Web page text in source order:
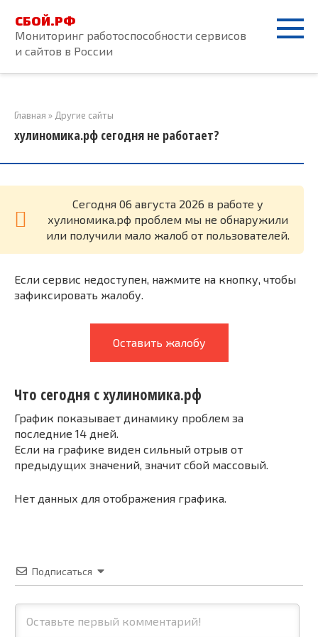
контенту
СБОЙ.РФ
Мониторинг работоспособности сервисов
и сайтов в России
Главная » Другие сайты
хулиномика.рф сегодня не работает?
Cегодня 06 августа 2026 в работе у
хулиномика.рф проблем мы не обнаружили
или получили мало жалоб от пользователей.
Если сервис недоступен, нажмите на кнопку, чтобы
зафиксировать жалобу.
Оставить жалобу
Что сегодня с хулиномика.рф
График показывает динамику проблем за
последние 14 дней.
Если на графике виден сильный отрыв от
предыдущих значений, значит сбой массовый.
Нет данных для отображения графика.
Подписаться